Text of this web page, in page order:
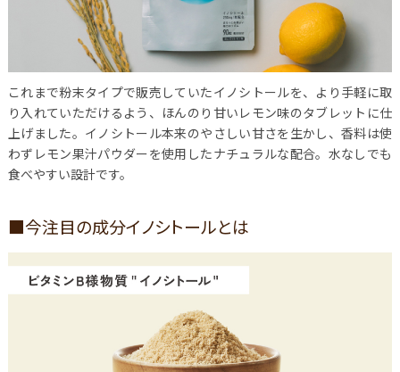
これまで粉末タイプで販売していたイノシトールを、より手軽に取
り入れていただけるよう、ほんのり甘いレモン味のタブレットに仕
上げました。イノシトール本来のやさしい甘さを生かし、香料は使
わずレモン果汁パウダーを使用したナチュラルな配合。水なしでも
食べやすい設計です。
■今注目の成分イノシトールとは